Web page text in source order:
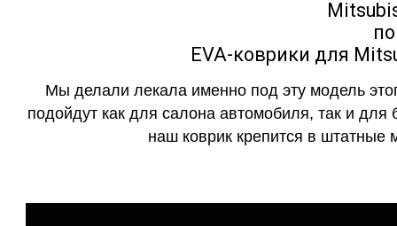
EVA-коврики для
Мы делали лекала именно под эту модель
подойдут как для салона автомобиля, так и для
наш коврик крепится в штатные